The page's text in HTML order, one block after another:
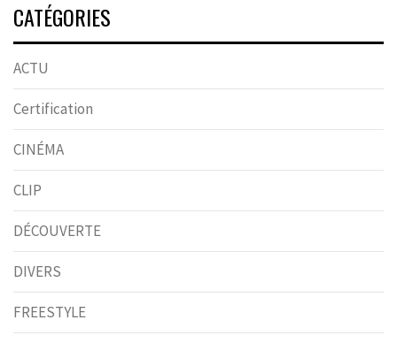
CATÉGORIES
ACTU
Certification
CINÉMA
CLIP
DÉCOUVERTE
DIVERS
FREESTYLE